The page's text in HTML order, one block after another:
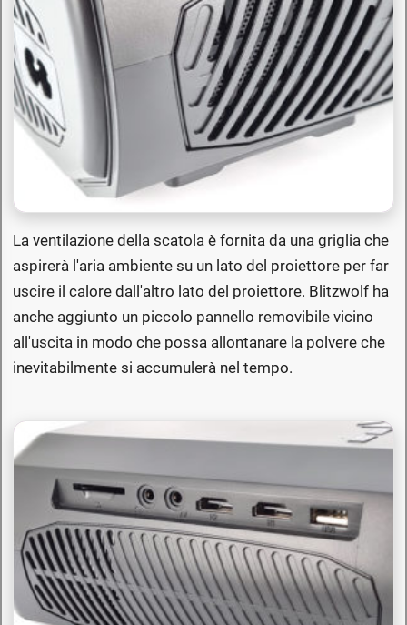
La ventilazione della scatola è fornita da una griglia che
aspirerà l'aria ambiente su un lato del proiettore per far
uscire il calore dall'altro lato del proiettore. Blitzwolf ha
anche aggiunto un piccolo pannello removibile vicino
all'uscita in modo che possa allontanare la polvere che
inevitabilmente si accumulerà nel tempo.